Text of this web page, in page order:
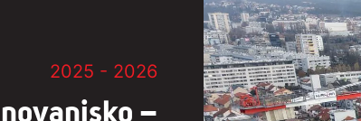
2025 - 2026
–